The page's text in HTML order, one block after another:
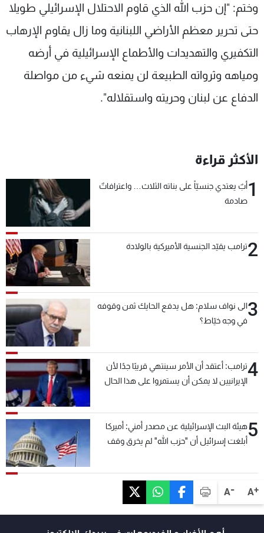
A+
A-
وختم: "إن حزب الله الذي قاوم الاحتلال الإسرائيلي طويلا
حتى تحرير معظم الأراضي اللبنانية وما زال يقاوم الإرهاب
التكفيري والتهديدات والأطماع الإسرائيلية في أرضه
ومياهه وثرواته الطبيعة لن يمنعه شيء من مواصلة
الدفاع عن لبنان وحريته واستقلاله".
الأكثر قراءة
1أبٌ يعتدي جنسيّاً على بناته الثلاث… واعترافاتٌ
صادمة
2ترامب يقيّد الجنسية الأميركية بالولادة
3الى نواف سلام: هل يدفع الحايك ثمن وقوفه
في وجه خيّاط؟
4ترامب: أعتقد أن الأمر سينتهي قريبًا جدًا لأن
الإيرانيين لا يمكن أن يستمروا على هذا الحال
5هيئة البث الإسرائيلية عن مصدر أمني: أميركا
أبلغت إسرائيل أن "حزب الله" لم يخرق وقف